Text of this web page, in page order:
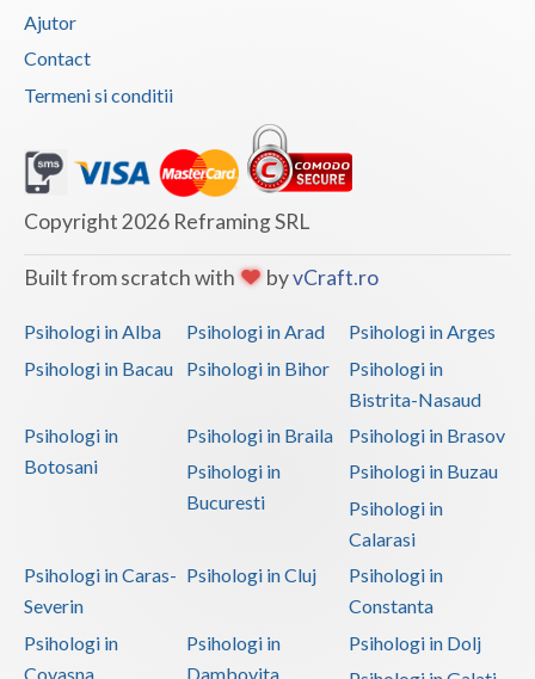
Ajutor
Contact
Termeni si conditii
Copyright 2026 Reframing SRL
Built from scratch with byvCraft.ro
Psihologi in Alba Psihologi in Arad
Psihologi in Arges
Psihologi in Bacau
Psihologi in Bihor
Psihologi in
Bistrita-Nasaud
Psihologi in
Botosani
Psihologi in Braila
Psihologi in Brasov
Psihologi in
Bucuresti
Psihologi in Buzau
Psihologi in
Calarasi
Psihologi in Caras-
Severin
Psihologi in Cluj
Psihologi in
Constanta
Psihologi in
Covasna
Psihologi in
Dambovita
Psihologi in Dolj